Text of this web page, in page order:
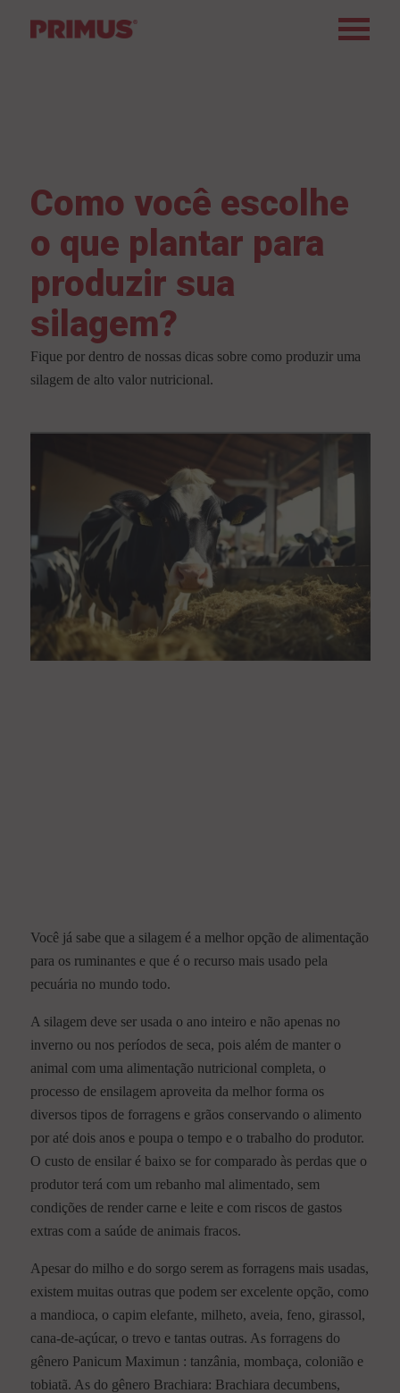
Como você escolhe
o que plantar para
produzir sua
silagem?
Fique por dentro de nossas dicas sobre como produzir uma
silagem de alto valor nutricional.
Você já sabe que a silagem é a melhor opção de alimentação
para os ruminantes e que é o recurso mais usado pela
pecuária no mundo todo.
A silagem deve ser usada o ano inteiro e não apenas no
inverno ou nos períodos de seca, pois além de manter o
animal com uma alimentação nutricional completa, o
processo de ensilagem aproveita da melhor forma os
diversos tipos de forragens e grãos conservando o alimento
por até dois anos e poupa o tempo e o trabalho do produtor.
O custo de ensilar é baixo se for comparado às perdas que o
produtor terá com um rebanho mal alimentado, sem
condições de render carne e leite e com riscos de gastos
extras com a saúde de animais fracos.
Apesar do milho e do sorgo serem as forragens mais usadas,
existem muitas outras que podem ser excelente opção, como
a mandioca, o capim elefante, milheto, aveia, feno, girassol,
cana-de-açúcar, o trevo e tantas outras. As forragens do
gênero Panicum Maximun : tanzânia, mombaça, colonião e
tobiatã. As do gênero Brachiara: Brachiara decumbens,